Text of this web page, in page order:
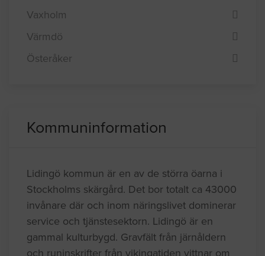
Vaxholm
Värmdö
Österåker
Kommuninformation
Lidingö kommun är en av de störra öarna i
Stockholms skärgård. Det bor totalt ca 43000
invånare där och inom näringslivet dominerar
service och tjänstesektorn. Lidingö är en
gammal kulturbygd. Gravfält från järnåldern
och runinskrifter från vikingatiden vittnar om